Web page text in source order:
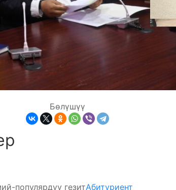
Бөлүшүү
популярдуу гезитАбитуриент